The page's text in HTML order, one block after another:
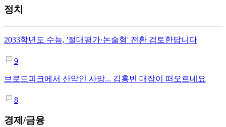
정치
2033학년도 수능, '절대평가·논술형' 전환 검토한답니다
9
브로드피크에서 산악인 사망... 김홍빈 대장이 떠오르네요
8
경제/금융